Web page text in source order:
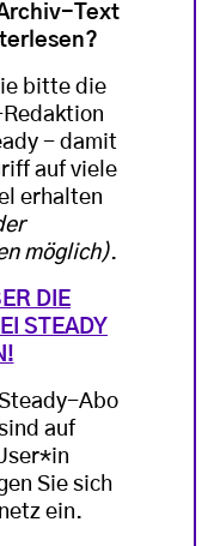
Text
bitte die
- damit
auf viele
erhalten
möglich).
DIE
STEADY
Abo
auf
Sie sich
ein.